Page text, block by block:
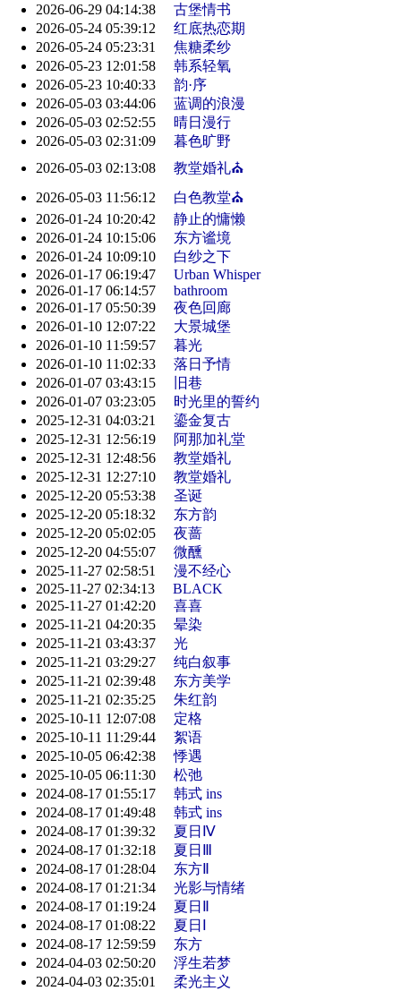
2026-06-29 04:14:38
古堡情书
2026-05-24 05:39:12
红底热恋期
2026-05-24 05:23:31
焦糖柔纱
2026-05-23 12:01:58
韩系轻氧
2026-05-23 10:40:33
韵·序
2026-05-03 03:44:06
蓝调的浪漫
2026-05-03 02:52:55
晴日漫行
2026-05-03 02:31:09
暮色旷野
2026-05-03 02:13:08
教堂婚礼⛪️
2026-05-03 11:56:12
白色教堂⛪️
2026-01-24 10:20:42
静止的慵懒
2026-01-24 10:15:06
东方谧境
2026-01-24 10:09:10
白纱之下
2026-01-17 06:19:47
Urban Whisper
2026-01-17 06:14:57
bathroom
2026-01-17 05:50:39
夜色回廊
2026-01-10 12:07:22
大景城堡
2026-01-10 11:59:57
暮光
2026-01-10 11:02:33
落日予情
2026-01-07 03:43:15
旧巷
2026-01-07 03:23:05
时光里的誓约
2025-12-31 04:03:21
鎏金复古
2025-12-31 12:56:19
阿那加礼堂
2025-12-31 12:48:56
教堂婚礼
2025-12-31 12:27:10
教堂婚礼
2025-12-20 05:53:38
圣诞
2025-12-20 05:18:32
东方韵
2025-12-20 05:02:05
夜蔷
2025-12-20 04:55:07
微醺
2025-11-27 02:58:51
漫不经心
2025-11-27 02:34:13
BLACK
2025-11-27 01:42:20
喜喜
2025-11-21 04:20:35
晕染
2025-11-21 03:43:37
光
2025-11-21 03:29:27
纯白叙事
2025-11-21 02:39:48
东方美学
2025-11-21 02:35:25
朱红韵
2025-10-11 12:07:08
定格
2025-10-11 11:29:44
絮语
2025-10-05 06:42:38
悸遇
2025-10-05 06:11:30
松弛
2024-08-17 01:55:17
韩式 ins
2024-08-17 01:49:48
韩式 ins
2024-08-17 01:39:32
夏日Ⅳ
2024-08-17 01:32:18
夏日Ⅲ
2024-08-17 01:28:04
东方Ⅱ
2024-08-17 01:21:34
光影与情绪
2024-08-17 01:19:24
夏日Ⅱ
2024-08-17 01:08:22
夏日Ⅰ
2024-08-17 12:59:59
东方
2024-04-03 02:50:20
浮生若梦
2024-04-03 02:35:01
柔光主义